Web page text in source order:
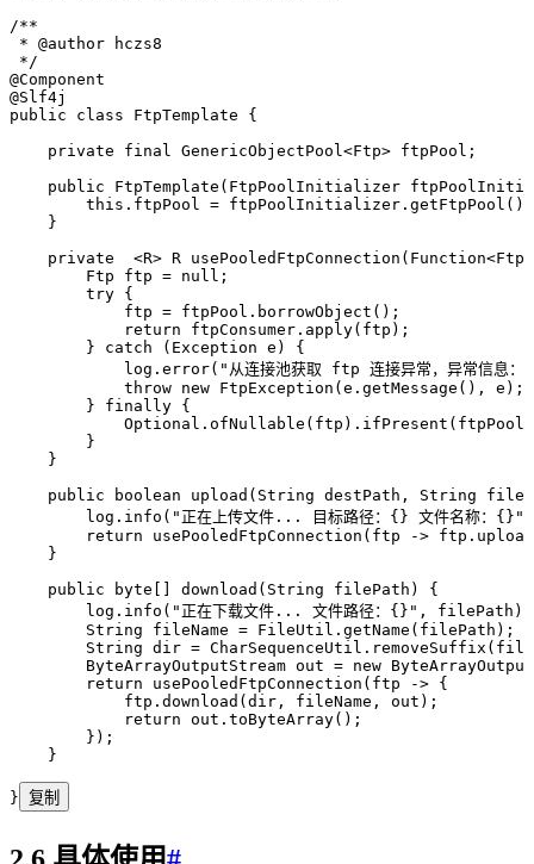
/**
* @author hczs8
*/
@Component
@Slf4j
public class FtpTemplate {
    private
final GenericObjectPool <Ftp> ftpPool ;
    public
FtpTemplate ( FtpPoolInitializer
        this
. ftpPool = ftpPoolInitializer . getFtpPool ()
    }
    private
  <
R> R usePooledFtpConnection ( Function<Ftp
        Ftp
ftp = null ;
        try
{
            ftp
= ftpPool . borrowObject () ;
            return
ftpConsumer . apply( ftp ) ;
        }
catch ( Exception e )
{
            log
. error( " 从连接池获取 ftp 连接异常，异常信息
            throw
new FtpException (e . getMessage () , e ) ;
        }
finally {
            Optional
. ofNullable ( ftp ) . ifPresent ( ftpPool
        }
    }
    public
boolean upload ( String destPath , String
        log
. info ( " 正在上传文件... 目标路径：{} 文件名称：{} "
        return
usePooledFtpConnection ( ftp -> ftp . upload
    }
    public
byte [] download ( String filePath )
{
        log
. info ( " 正在下载文件... 文件路径：{} " , filePath )
        String
fileName = FileUtil . getName ( filePath ) ;
        String
dir = CharSequenceUtil . removeSuffix (
        ByteArrayOutputStream
out = new
        return
usePooledFtpConnection ( ftp -> {
            ftp
. download (dir , fileName , out ) ;
            return
out . toByteArray() ;
        }
) ;
    }
} 复制